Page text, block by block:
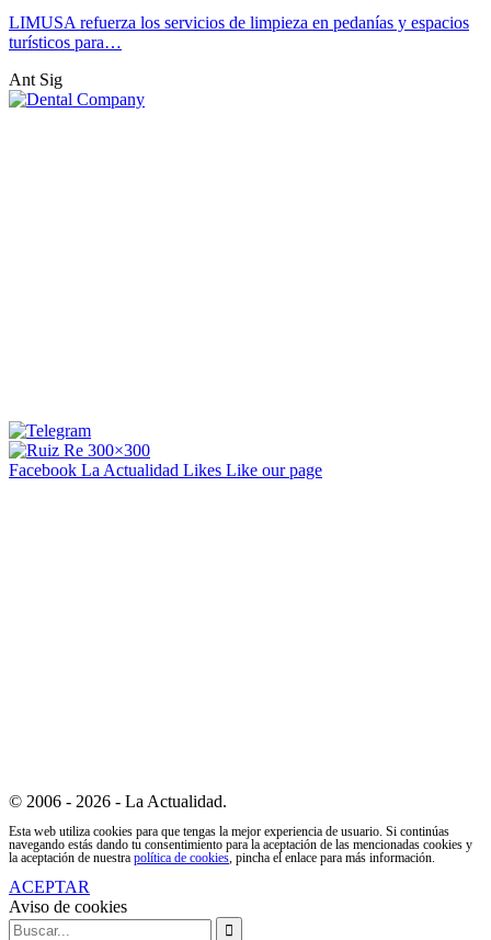
LIMUSA refuerza los servicios de limpieza en pedanías y espacios
turísticos para…
Ant Sig
Facebook La Actualidad Likes Like our page
© 2006 - 2026 - La Actualidad.
Esta web utiliza cookies para que tengas la mejor experiencia de usuario. Si continúas
navegando estás dando tu consentimiento para la aceptación de las mencionadas cookies y
la aceptación de nuestra política de cookies, pincha el enlace para más información.
ACEPTAR
Aviso de cookies